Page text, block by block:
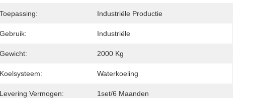
Toepassing: Industriële Productie
Gebruik: Industriële
Gewicht: 2000 Kg
Koelsysteem: Waterkoeling
Levering Vermogen: 1set/6 Maanden